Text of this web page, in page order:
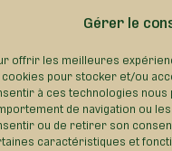
Gérer le
offrir les meilleures
cookies pour stocker et/ou
à ces technologies
de navigation ou
ou de retirer son
caractéristiques et